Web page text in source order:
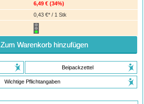
6,49 € (34%)
0,43 €* / 1 Stk
Zum Warenkorb hinzufügen
Beipackzettel
Wichtige Pflichtangaben